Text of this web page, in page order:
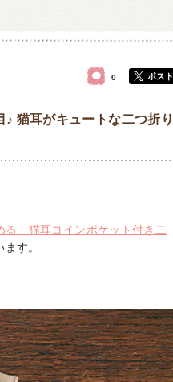
猫耳がキュートな二つ折り
0 ポスト
る 猫耳コインポケット付き二
す。